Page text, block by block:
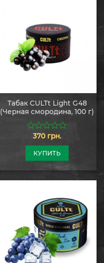
Табак CULTt Light G48
(Черная смородина, 100 г)
из
370 грн.
КУПИТЬ